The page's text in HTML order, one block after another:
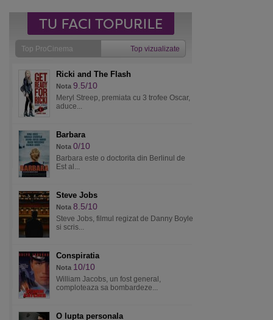
Top ProCinema Top vizualizate
Ricki and The Flash
Nota 9.5/10
Meryl Streep, premiata cu 3 trofee Oscar,
aduce...
Barbara
Nota 0/10
Barbara este o doctorita din Berlinul de
Est al...
Steve Jobs
Nota 8.5/10
Steve Jobs, filmul regizat de Danny Boyle
si scris...
Conspiratia
Nota 10/10
William Jacobs, un fost general,
comploteaza sa bombardeze...
O lupta personala